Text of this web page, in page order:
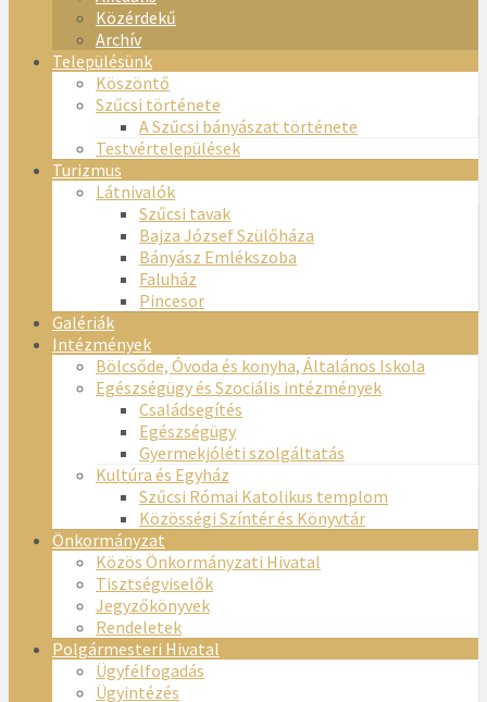
Közérdekű
Archív
Településünk
Köszöntő
Szűcsi története
A Szűcsi bányászat története
Testvértelepülések
Turizmus
Látnivalók
Szűcsi tavak
Bajza József Szülőháza
Bányász Emlékszoba
Faluház
Pincesor
Galériák
Intézmények
Bölcsőde, Óvoda és konyha, Általános Iskola
Egészségügy és Szociális intézmények
Családsegítés
Egészségügy
Gyermekjóléti szolgáltatás
Kultúra és Egyház
Szűcsi Római Katolikus templom
Közösségi Színtér és Könyvtár
Önkormányzat
Közös Önkormányzati Hivatal
Tisztségviselők
Jegyzőkönyvek
Rendeletek
Polgármesteri Hivatal
Ügyfélfogadás
Ügyintézés